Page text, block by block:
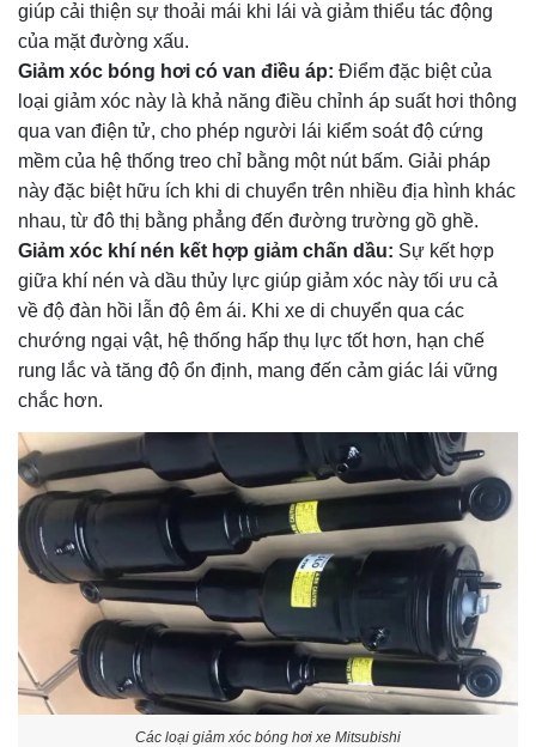
giúp cải thiện sự thoải mái khi lái và giảm thiểu tác động
của mặt đường xấu.
Giảm xóc bóng hơi có van điều áp: Điểm đặc biệt của
loại giảm xóc này là khả năng điều chỉnh áp suất hơi thông
qua van điện tử, cho phép người lái kiểm soát độ cứng
mềm của hệ thống treo chỉ bằng một nút bấm. Giải pháp
này đặc biệt hữu ích khi di chuyển trên nhiều địa hình khác
nhau, từ đô thị bằng phẳng đến đường trường gồ ghề.
Giảm xóc khí nén kết hợp giảm chấn dầu: Sự kết hợp
giữa khí nén và dầu thủy lực giúp giảm xóc này tối ưu cả
về độ đàn hồi lẫn độ êm ái. Khi xe di chuyển qua các
chướng ngại vật, hệ thống hấp thụ lực tốt hơn, hạn chế
rung lắc và tăng độ ổn định, mang đến cảm giác lái vững
chắc hơn.
Các loại giảm xóc bóng hơi xe Mitsubishi